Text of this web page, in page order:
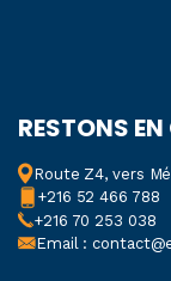
RESTONS
Route Z4, vers
+216 52 466 788
+216 70 253 038
Email :